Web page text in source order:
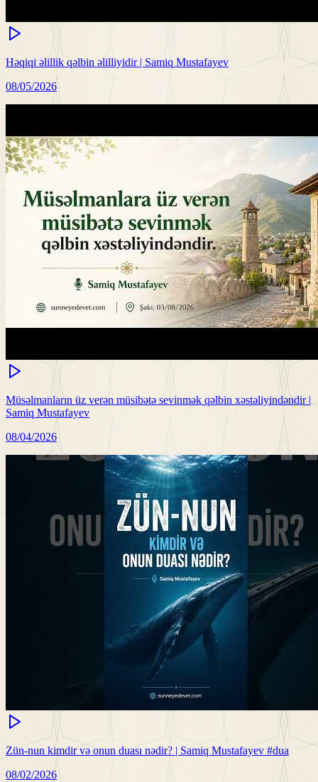
Həqiqi əlillik qəlbin əlilliyidir | Samiq Mustafayev
08/05/2026
Müsəlmanların üz verən müsibətə sevinmək qəlbin xəstəliyindəndir |
Samiq Mustafayev
08/04/2026
Zün-nun kimdir və onun duası nədir? | Samiq Mustafayev #dua
08/02/2026